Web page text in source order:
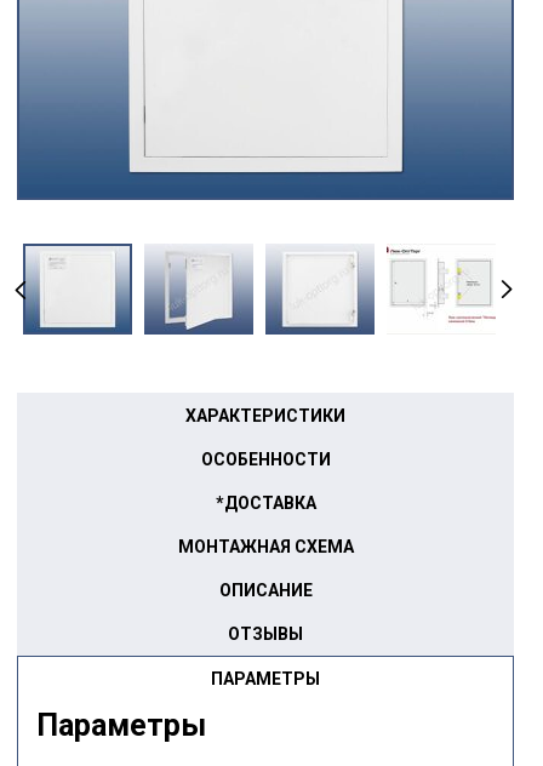
ПАРАМЕТРЫ
ХАРАКТЕРИСТИКИ
ОСОБЕННОСТИ
*ДОСТАВКА
МОНТАЖНАЯ СХЕМА
ОПИСАНИЕ
ОТЗЫВЫ
Параметры